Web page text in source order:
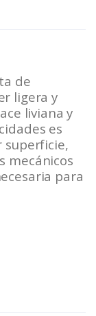
de
ligera y
liviana y
es
superficie,
mecánicos
para